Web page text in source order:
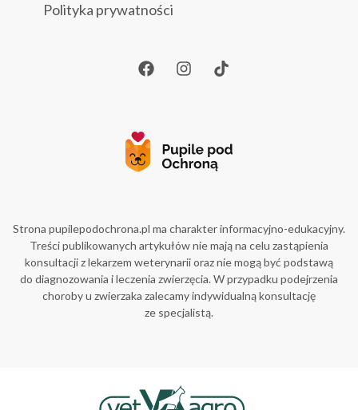
Polityka prywatności
Strona pupilepodochrona.pl ma charakter informacyjno-edukacyjny.
Treści publikowanych artykułów nie mają na celu zastąpienia
konsultacji z lekarzem weterynarii oraz nie mogą być podstawą
do diagnozowania i leczenia zwierzęcia. W przypadku podejrzenia
choroby u zwierzaka zalecamy indywidualną konsultację
ze specjalistą.